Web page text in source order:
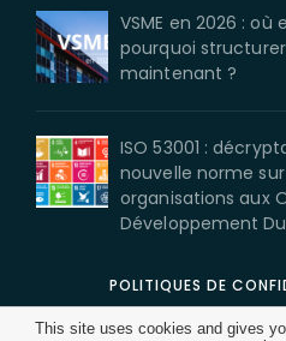
VSME en 2026 : où
pourquoi structurer
maintenant ?
ISO 53001 :
nouvelle norme
organisations aux
Développement
POLITIQUES DE
MENTIONS
This site uses cookies and gives